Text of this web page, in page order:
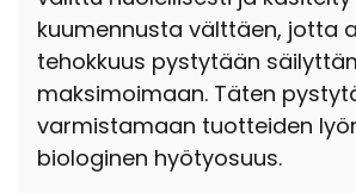
kuumennusta välttäen, jotta
tehokkuus pystytään
maksimoimaan. Täten
varmistamaan tuotteiden
biologinen hyötyosuus.